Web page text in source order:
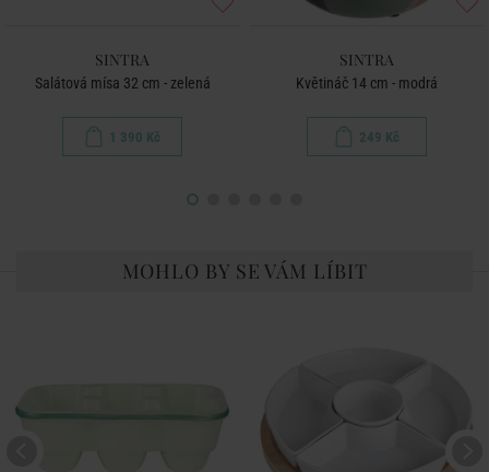
SINTRA
Salátová mísa 32 cm - zelená
1 390 Kč
SINTRA
Květináč 14 cm - modrá
249 Kč
MOHLO BY SE VÁM LÍBIT